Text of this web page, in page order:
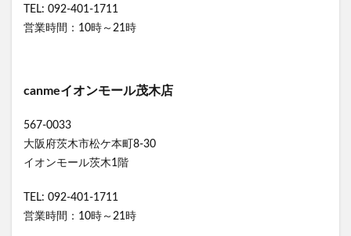
TEL: 092-401-1711
営業時間：10時～21時
canmeイオンモール茂木店
567-0033
大阪府茨木市松ケ本町8-30
イオンモール茨木1階
TEL: 092-401-1711
営業時間：10時～21時